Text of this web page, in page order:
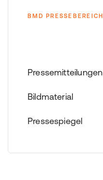
BMD PRESSEBEREICH
Pressemitteilungen
Bildmaterial
Pressespiegel